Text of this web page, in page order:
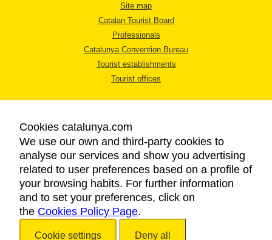
Site map
Catalan Tourist Board
Professionals
Catalunya Convention Bureau
Tourist establishments
Tourist offices
LEGAL NOTICE
PRIVACY POLICY
COOKIES POLICY
ACCESSIBILITY
Cookies catalunya.com
We use our own and third-party cookies to
analyse our services and show you advertising
related to user preferences based on a profile of
your browsing habits. For further information
and to set your preferences, click on
the Cookies Policy Page.
Cookie settings Deny all